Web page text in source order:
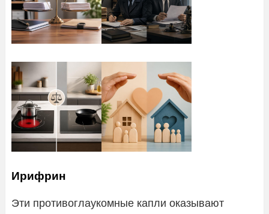
Ирифрин
Эти противоглаукомные капли оказывают